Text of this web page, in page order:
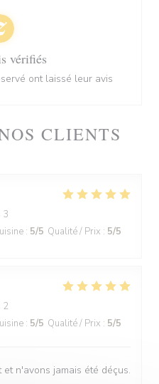
CLIENTS
3
: 5/5 Qualité / Prix : 5/5
2
: 5/5 Qualité / Prix : 5/5
n'avons jamais été déçus.
vérifiés
ont laissé leur avis